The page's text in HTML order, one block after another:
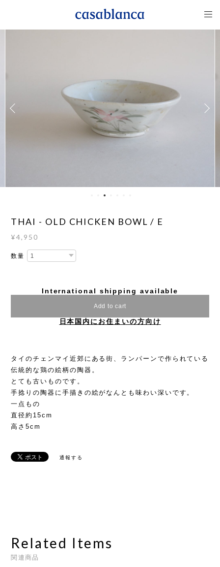
THAI - OLD CHICKEN BOWL / E
¥4,950
数量
International shipping available
Add to cart
日本国内にお住まいの方向け
タイのチェンマイ近郊にある街、ランパーンで作られている
伝統的な鶏の絵柄の陶器。
とても古いものです。
手捻りの陶器に手描きの絵がなんとも味わい深いです。
一点もの
直径約15cm
高さ5cm
通報する
Related Items
関連商品